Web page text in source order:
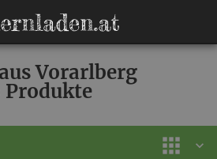
Vorarlberg
Produkte